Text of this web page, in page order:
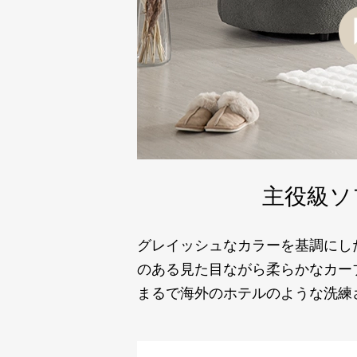
主役級
グレイッシュなカラーを基調に
のある見た目ながら柔らかなカ
まるで海外のホテルのような洗